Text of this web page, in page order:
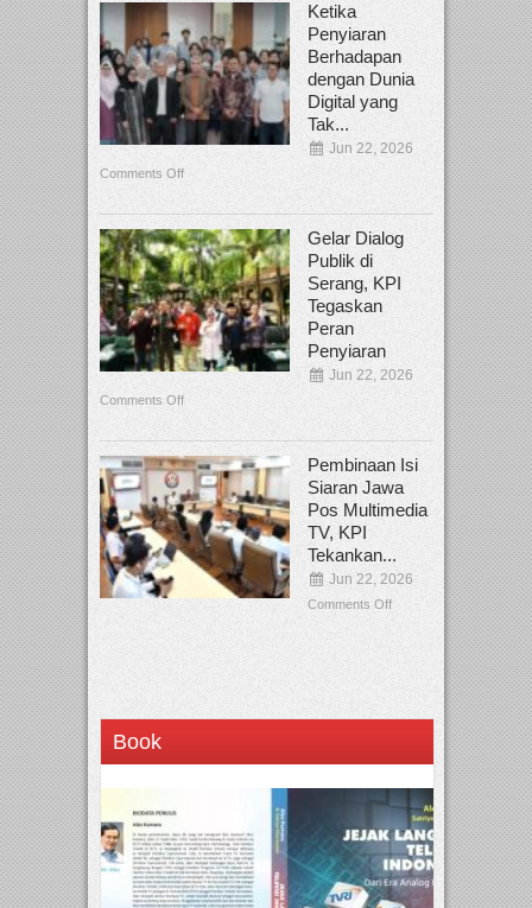
Ketika
Penyiaran
Berhadapan
dengan Dunia
Digital yang
Tak...
Jun 22, 2026
Comments Off
Gelar Dialog
Publik di
Serang, KPI
Tegaskan
Peran
Penyiaran
Jun 22, 2026
Comments Off
Pembinaan Isi
Siaran Jawa
Pos Multimedia
TV, KPI
Tekankan...
Jun 22, 2026
Comments Off
Book